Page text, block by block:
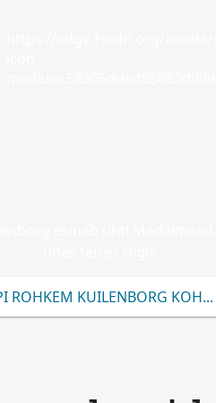
ROHKEM KUILENBORG KOHTA.